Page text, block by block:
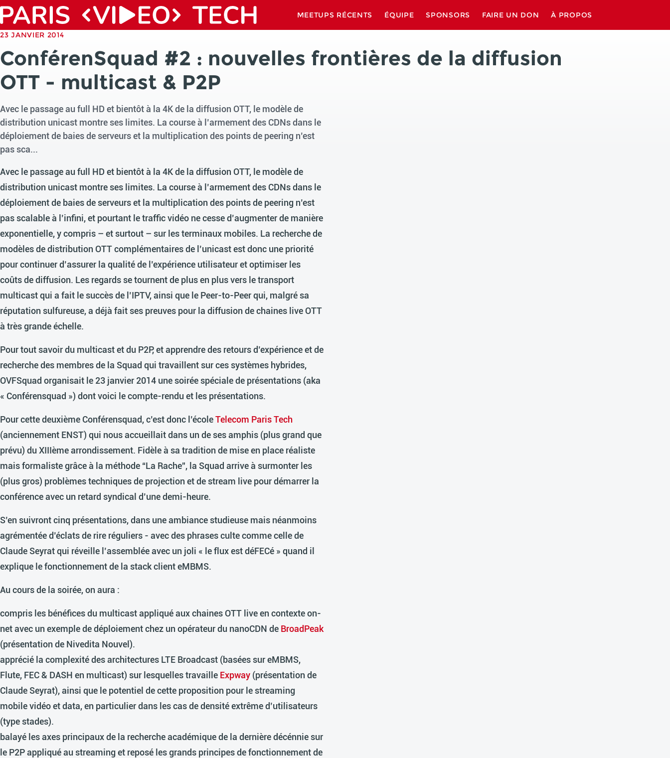
MEETUPS RÉCENTS ÉQUIPE SPONSORS FAIRE UN DON À PROPOS
23 JANVIER 2014
ConférenSquad #2 : nouvelles frontières de la diffusion
OTT - multicast & P2P
Avec le passage au full HD et bientôt à la 4K de la diffusion OTT, le modèle de
distribution unicast montre ses limites. La course à l’armement des CDNs dans le
déploiement de baies de serveurs et la multiplication des points de peering n’est
pas sca...
Avec le passage au full HD et bientôt à la 4K de la diffusion OTT, le modèle de
distribution unicast montre ses limites. La course à l’armement des CDNs dans le
déploiement de baies de serveurs et la multiplication des points de peering n’est
pas scalable à l’infini, et pourtant le traffic vidéo ne cesse d’augmenter de manière
exponentielle, y compris – et surtout – sur les terminaux mobiles. La recherche de
modèles de distribution OTT complémentaires de l’unicast est donc une priorité
pour continuer d’assurer la qualité de l’expérience utilisateur et optimiser les
coûts de diffusion. Les regards se tournent de plus en plus vers le transport
multicast qui a fait le succès de l’IPTV, ainsi que le Peer-to-Peer qui, malgré sa
réputation sulfureuse, a déjà fait ses preuves pour la diffusion de chaines live OTT
à très grande échelle.
Pour tout savoir du multicast et du P2P, et apprendre des retours d’expérience et de
recherche des membres de la Squad qui travaillent sur ces systèmes hybrides,
OVFSquad organisait le 23 janvier 2014 une soirée spéciale de présentations (aka
« Conférensquad ») dont voici le compte-rendu et les présentations.
Pour cette deuxième Conférensquad, c’est donc l’écoleTelecom Paris Tech
(anciennement ENST) qui nous accueillait dans un de ses amphis (plus grand que
prévu) du XIIIème arrondissement. Fidèle à sa tradition de mise en place réaliste
mais formaliste grâce à la méthode “La Rache”, la Squad arrive à surmonter les
(plus gros) problèmes techniques de projection et de stream live pour démarrer la
conférence avec un retard syndical d’une demi-heure.
S’en suivront cinq présentations, dans une ambiance studieuse mais néanmoins
agrémentée d’éclats de rire réguliers - avec des phrases culte comme celle de
Claude Seyrat qui réveille l’assemblée avec un joli « le flux est déFECé » quand il
explique le fonctionnement de la stack client eMBMS.
Au cours de la soirée, on aura :
compris les bénéfices du multicast appliqué aux chaines OTT live en contexte on-
net avec un exemple de déploiement chez un opérateur du nanoCDN de BroadPeak
(présentation de Nivedita Nouvel).
apprécié la complexité des architectures LTE Broadcast (basées sur eMBMS,
Flute, FEC & DASH en multicast) sur lesquelles travaille Expway (présentation de
Claude Seyrat), ainsi que le potentiel de cette proposition pour le streaming
mobile vidéo et data, en particulier dans les cas de densité extrême d’utilisateurs
(type stades).
balayé les axes principaux de la recherche académique de la dernière décénnie sur
le P2P appliqué au streaming et reposé les grands principes de fonctionnement de